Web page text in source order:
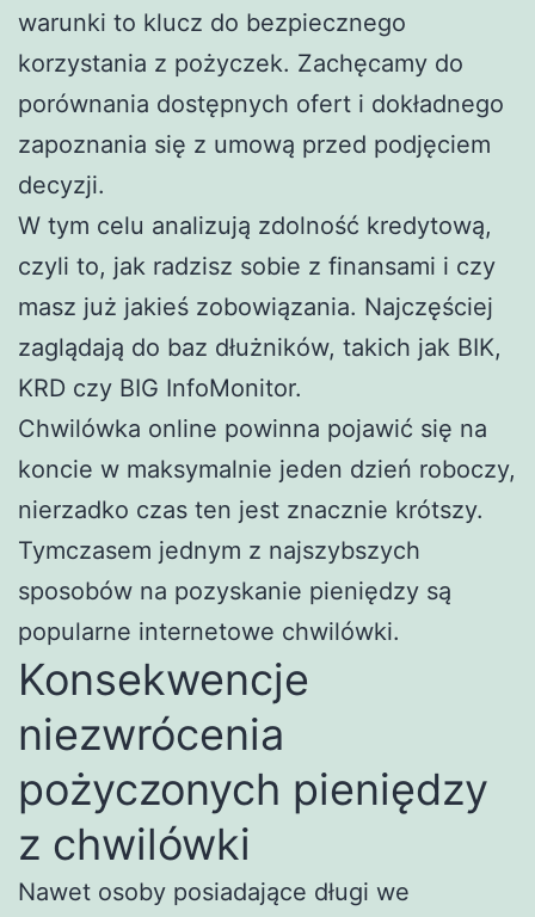
warunki to klucz do bezpiecznego
korzystania z pożyczek. Zachęcamy do
porównania dostępnych ofert i dokładnego
zapoznania się z umową przed podjęciem
decyzji.
W tym celu analizują zdolność kredytową,
czyli to, jak radzisz sobie z finansami i czy
masz już jakieś zobowiązania. Najczęściej
zaglądają do baz dłużników, takich jak BIK,
KRD czy BIG InfoMonitor.
Chwilówka online powinna pojawić się na
koncie w maksymalnie jeden dzień roboczy,
nierzadko czas ten jest znacznie krótszy.
Tymczasem jednym z najszybszych
sposobów na pozyskanie pieniędzy są
popularne internetowe chwilówki.
Konsekwencje
niezwrócenia
pożyczonych pieniędzy
z chwilówki
Nawet osoby posiadające długi we